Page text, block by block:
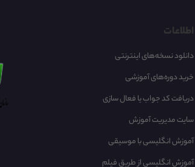
اطلاعات
دانلود نسخه‌های اینترنتی
خرید دوره‌های آموزشی
دریافت کد جواب یا فعال سازی
سایت مدیریت آموزش
آموزش انگلیسی با موسیقی‌
آموزش انگلیسی از طریق فیلم